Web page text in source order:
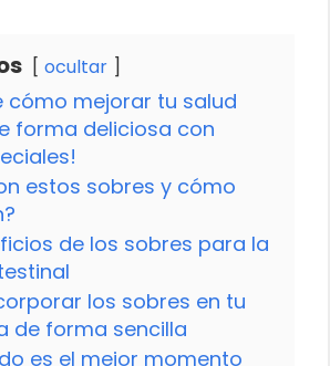
ocultar
cómo mejorar tu salud
forma deliciosa con
estos sobres y cómo
de los sobres para la
los sobres en tu
de forma sencilla
es el mejor momento